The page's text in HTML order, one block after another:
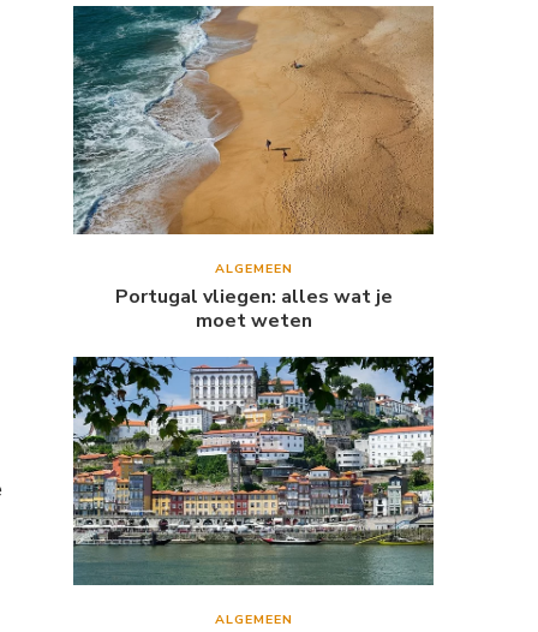
ALGEMEEN
Portugal vliegen: alles wat je
moet weten
ALGEMEEN